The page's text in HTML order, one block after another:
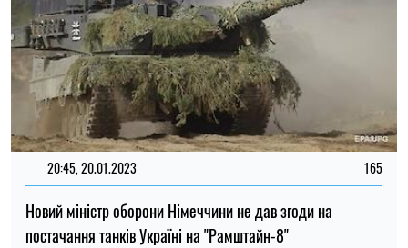
20:45, 20.01.2023 165
Новий міністр оборони Німеччини не дав згоди на
постачання танків Україні на "Рамштайн-8"